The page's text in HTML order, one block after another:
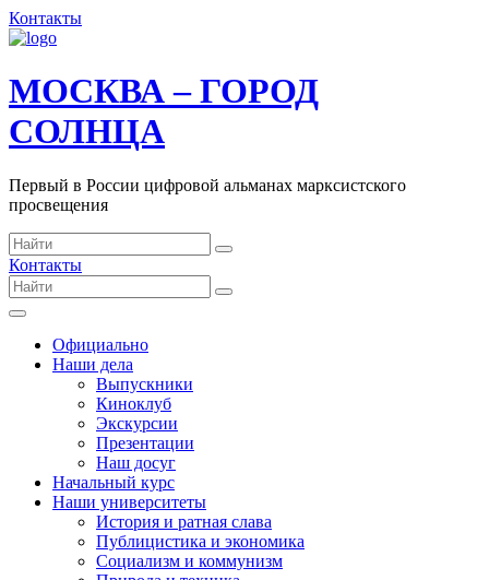
Контакты
МОСКВА – ГОРОД
СОЛНЦА
Первый в России цифровой альманах марксистского
просвещения
Контакты
Официально
Наши дела
Выпускники
Киноклуб
Экскурсии
Презентации
Наш досуг
Начальный курс
Наши университеты
История и ратная слава
Публицистика и экономика
Социализм и коммунизм